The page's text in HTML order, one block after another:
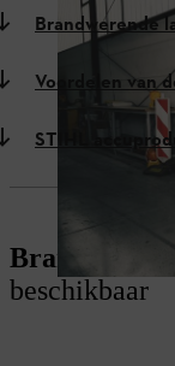
Brandwerende
Voordelen van
STIHL
beschikbaar